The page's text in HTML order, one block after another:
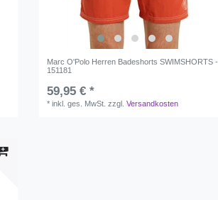
Marc O'Polo Herren Badeshorts SWIMSHORTS -
151181
59,95 € *
*inkl. ges. MwSt. zzgl.Versandkosten